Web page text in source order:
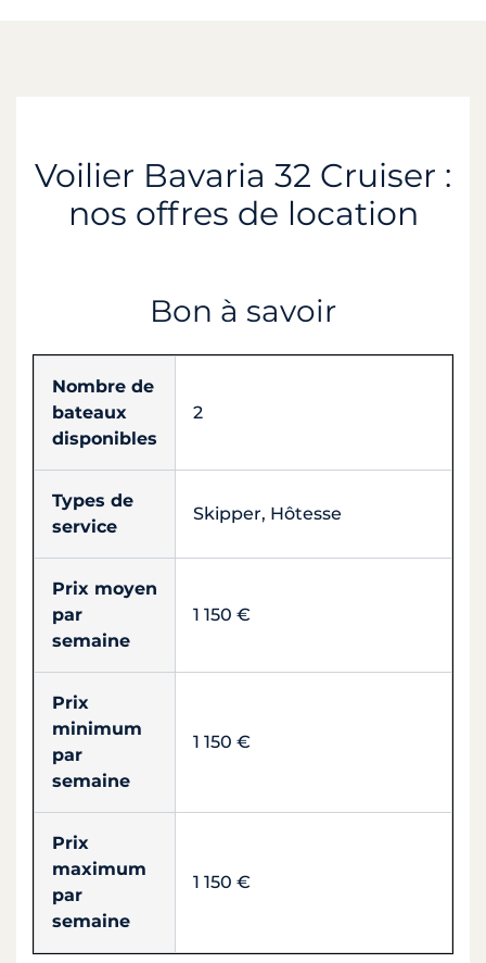
Voilier Bavaria 32 Cruiser :
nos offres de location
Bon à savoir
Nombre de
bateaux
disponibles
2
Types de
service
Skipper, Hôtesse
Prix moyen
par
semaine
1 150 €
Prix
minimum
par
semaine
1 150 €
Prix
maximum
par
semaine
1 150 €